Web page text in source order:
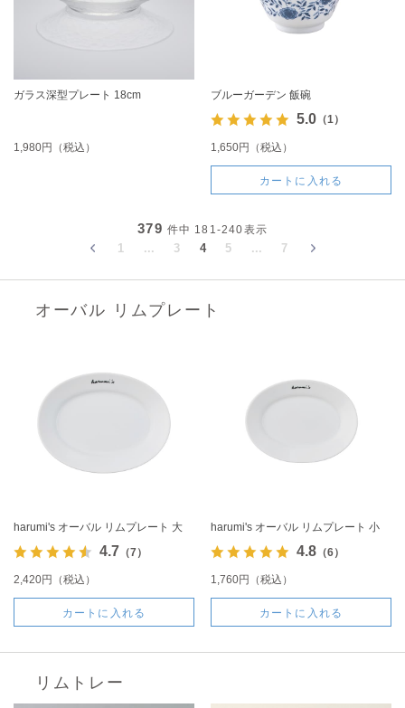
ガラス深型プレート 18cm
1,980円（税込）
ブルーガーデン 飯碗
5.0（1）
1,650円（税込）
カートに入れる
379 件中 181-240表示
1 ... 3 4 5 ... 7
オーバル リムプレート
harumi's オーバル リムプレート 大
4.7 （7）
2,420円（税込）
カートに入れる
harumi's オーバル リムプレート 小
4.8（6）
1,760円（税込）
カートに入れる
リムトレー